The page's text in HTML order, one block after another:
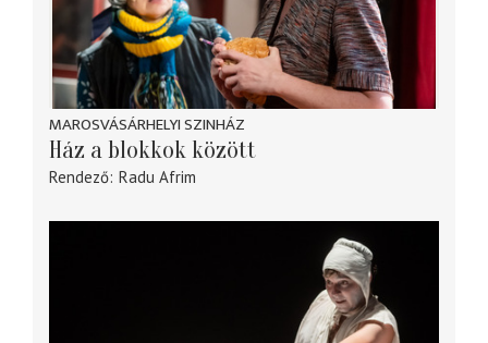
MAROSVÁSÁRHELYI SZINHÁZ
Ház a blokkok között
Rendező Radu Afrim